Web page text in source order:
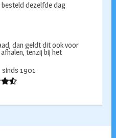
dezelfde dag
dan geldt dit ook voor
tenzij bij het
sinds 1901